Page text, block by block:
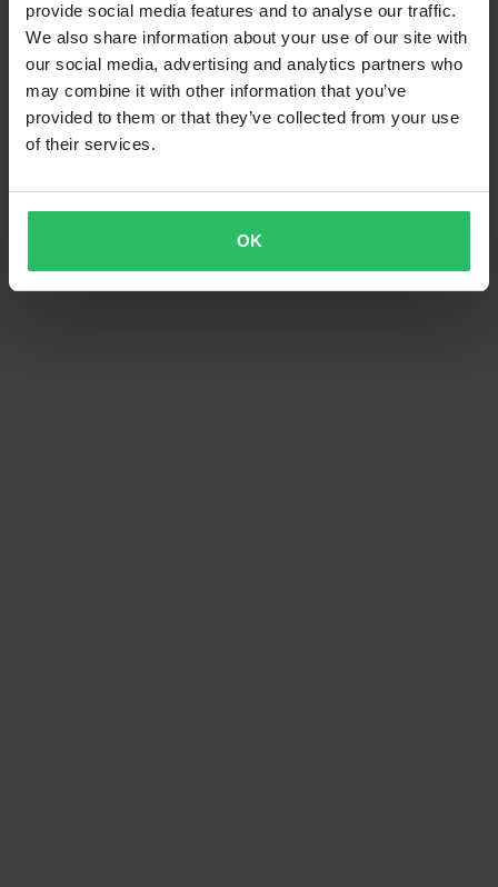
provide social media features and to analyse our traffic.
We also share information about your use of our site with
our social media, advertising and analytics partners who
may combine it with other information that you’ve
provided to them or that they’ve collected from your use
of their services.
OK